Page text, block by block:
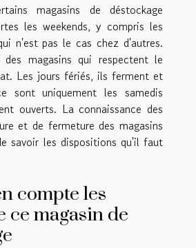
magasins de déstockage
les weekends, y compris les
n'est pas le cas chez d'autres.
magasins qui respectent le
Les jours fériés, ils ferment et
sont uniquement les samedis
ouverts. La connaissance des
et de fermeture des magasins
savoir les dispositions qu'il faut
compte les
ce magasin de